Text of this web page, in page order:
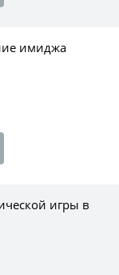
имиджа
игры в